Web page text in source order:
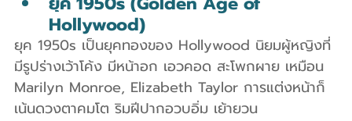
Hollywood)
ยุค 1950s เป็นยุคทองของ Hollywood นิยมผู้หญิงที่
มีรูปร่างเว้าโค้ง มีหน้าอก เอวคอด สะโพกผาย เหมือน
Marilyn Monroe, Elizabeth Taylor การแต่งหน้าก็
เน้นดวงตาคมโต ริมฝีปากอวบอิ่ม เย้ายวน